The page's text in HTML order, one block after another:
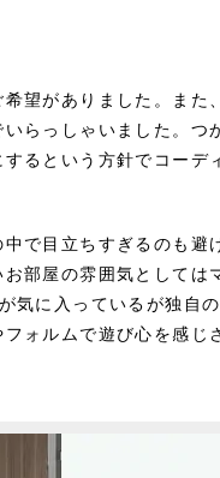
望がありました。また
らっしゃいました。つ
るという方針でコーデ
で目立ちすぎるのも避
部屋の雰囲気としては
気に入っているが独自
ォルムで遊び心を感じ